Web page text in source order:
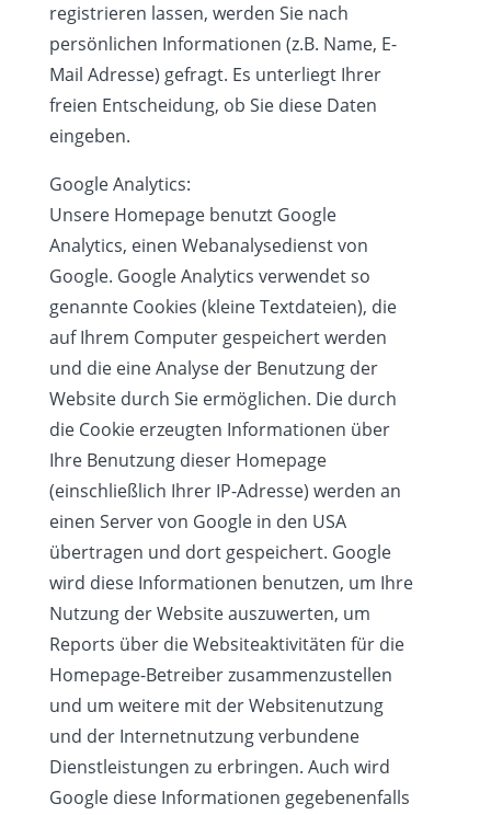
registrieren lassen, werden Sie nach
persönlichen Informationen (z.B. Name, E-
Mail Adresse) gefragt. Es unterliegt Ihrer
freien Entscheidung, ob Sie diese Daten
eingeben.
Google Analytics:
Unsere Homepage benutzt Google
Analytics, einen Webanalysedienst von
Google. Google Analytics verwendet so
genannte Cookies (kleine Textdateien), die
auf Ihrem Computer gespeichert werden
und die eine Analyse der Benutzung der
Website durch Sie ermöglichen. Die durch
die Cookie erzeugten Informationen über
Ihre Benutzung dieser Homepage
(einschließlich Ihrer IP-Adresse) werden an
einen Server von Google in den USA
übertragen und dort gespeichert. Google
wird diese Informationen benutzen, um Ihre
Nutzung der Website auszuwerten, um
Reports über die Websiteaktivitäten für die
Homepage-Betreiber zusammenzustellen
und um weitere mit der Websitenutzung
und der Internetnutzung verbundene
Dienstleistungen zu erbringen. Auch wird
Google diese Informationen gegebenenfalls